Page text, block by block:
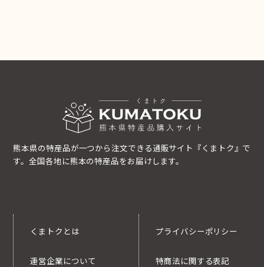
熊本県の特産品が一つから注文できる通販サイト『くまトク』で
す。全国各地に熊本の特産品をお届けします。
くまトクとは
運営企業について
プライバシーポリシー
特商法に関する表記